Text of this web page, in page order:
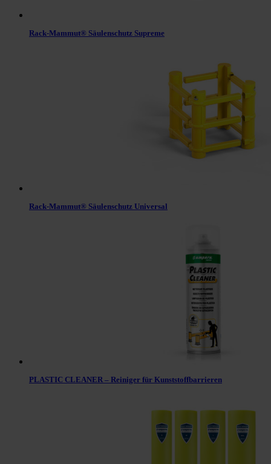
Rack-Mammut® Säulenschutz Supreme
Rack-Mammut® Säulenschutz Universal
PLASTIC CLEANER – Reiniger für Kunststoffbarrieren